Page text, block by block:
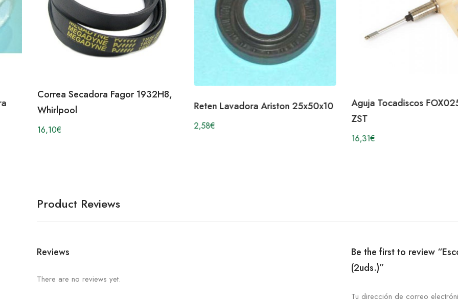
Correa Secadora Fagor 1932H8,
Whirlpool
16,10€
Reten Lavadora Ariston 25x50x10
2,58€
Aguja Tocadiscos
ZST
16,31€
Product Reviews
Reviews
There are no reviews yet.
Be the first to review
(2uds.)”
Tu dirección de correo